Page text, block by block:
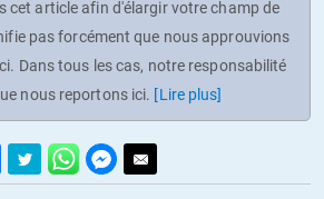
cet article afin d'élargir votre champ de
pas forcément que nous approuvions
Dans tous les cas, notre responsabilité
nous reportons ici. [Lire plus]